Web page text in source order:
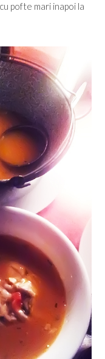
pofte mari inapoi la